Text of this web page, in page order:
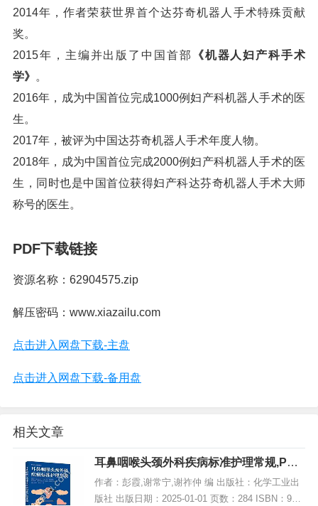
2014年，作者荣获世界首个达芬奇机器人手术特殊贡献
奖。
2015年，主编并出版了中国首部
《机器人妇产科手术
学》 。
2016年，成为中国首位完成1000例妇产科机器人手术的医
生。
2017年，被评为中国达芬奇机器人手术年度人物。
2018年，成为中国首位完成2000例妇产科机器人手术的医
生，同时也是中国首位获得妇产科达芬奇机器人手术大师
称号的医生。
PDF下载链接
资源名称：62904575.zip
解压密码：www.xiazailu.com
点击进入网盘下载-主盘
点击进入网盘下载-备用盘
相关文章
耳鼻咽喉头颈外科疾病标准护理常规,PDF
电子书下载
作者：彭霞,谢常宁,谢祚仲 编 出版社：化学工业出
版社 出版日期：2025-01-01 页数：284 ISBN：978